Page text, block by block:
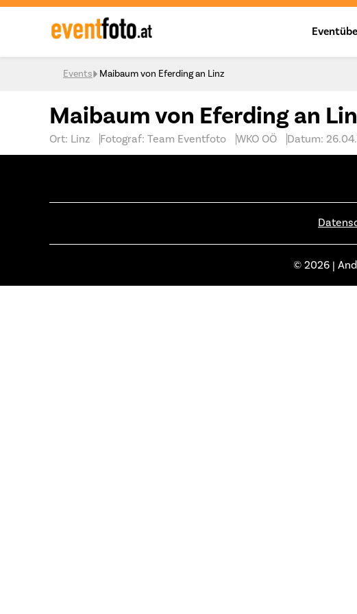
Skip to content
Events Maibaum von Eferding an Linz
Maibaum von Eferding an
Ort: Linz Fotograf: Team Eventfoto WKO OÖ Datum:
© 2026 |